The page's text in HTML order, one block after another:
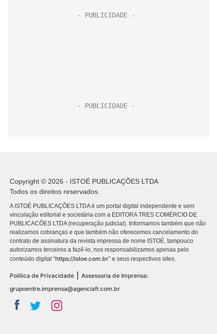
Copyright © 2026 - ISTOÉ PUBLICAÇÕES LTDA
Todos os direitos reservados.
A ISTOÉ PUBLICAÇÕES LTDA é um portal digital independente e sem
vinculação editorial e societária com a EDITORA TRES COMÉRCIO DE
PUBLICACÕES LTDA (recuperação judicial). Informamos também que não
realizamos cobranças e que também não oferecemos cancelamento do
contrato de assinatura da revista impressa de nome ISTOÉ, tampouco
autorizamos terceiros a fazê-lo, nos responsabilizamos apenas pelo
conteúdo digital “https://istoe.com.br” e seus respectivos sites.
Política de Privacidade
Assessoria de Imprensa:
grupoentre.imprensa@agenciafr.com.br